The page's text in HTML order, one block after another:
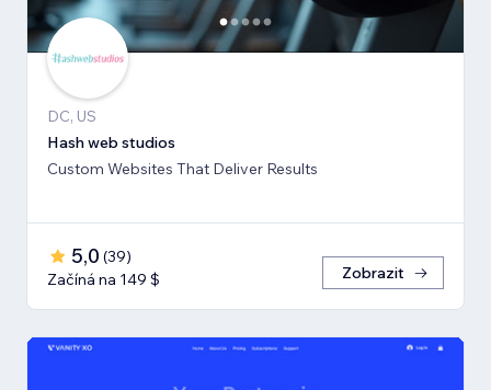
DC, US
Hash web studios
Custom Websites That Deliver Results
5,0 (39)
Začíná na 149 $
Zobrazit